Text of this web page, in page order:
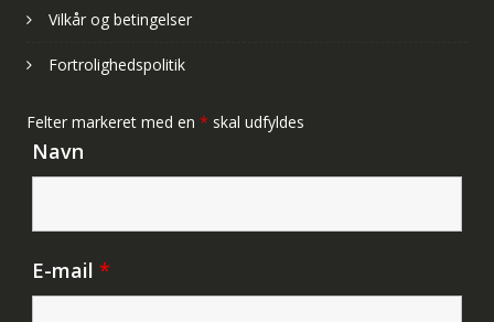
Vilkår og betingelser
Fortrolighedspolitik
Felter markeret med en * skal udfyldes
Navn
E-mail *